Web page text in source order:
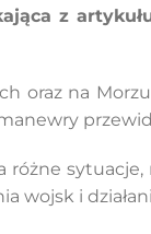
z
oraz na
różne
wojsk i